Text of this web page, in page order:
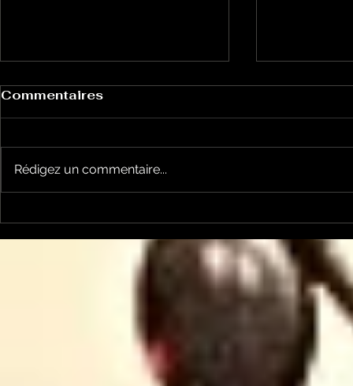
contestations à Foix
sera
élections
Commentaires
Rédigez un commentaire...